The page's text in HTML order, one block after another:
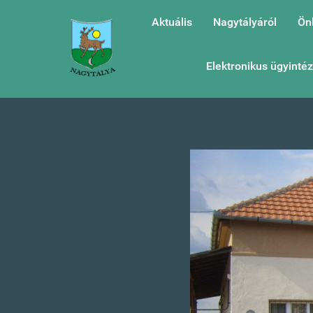
Aktuális Nagytályáról
Elektronikus